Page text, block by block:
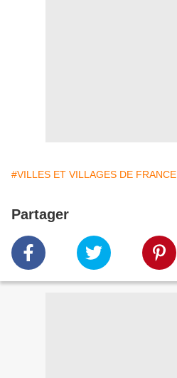
#VILLES ET VILLAGES DE FRANCE
Partager